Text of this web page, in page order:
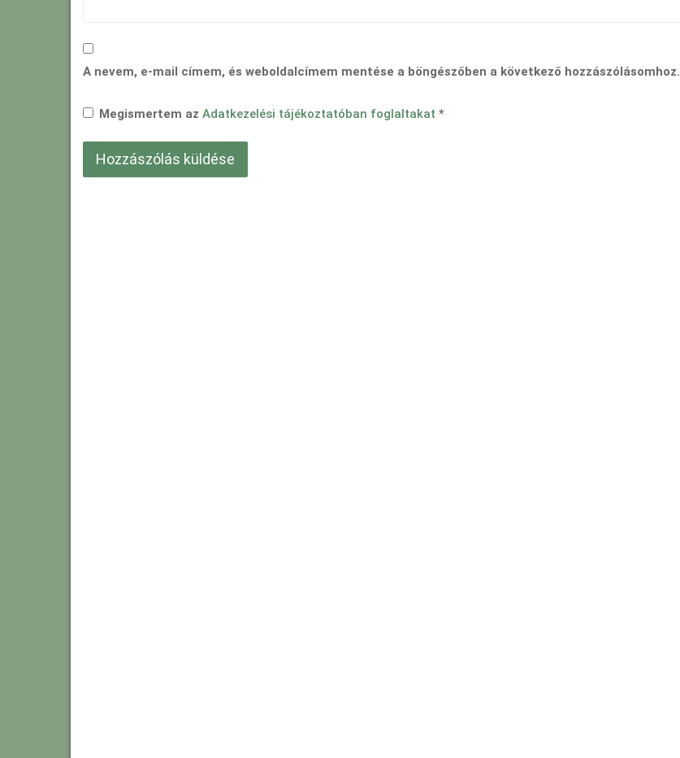
A nevem, e-mail címem, és weboldalcímem mentése a böngészőben a következő hozzászólásomhoz.
Megismertem az Adatkezelési tájékoztatóban foglaltakat *